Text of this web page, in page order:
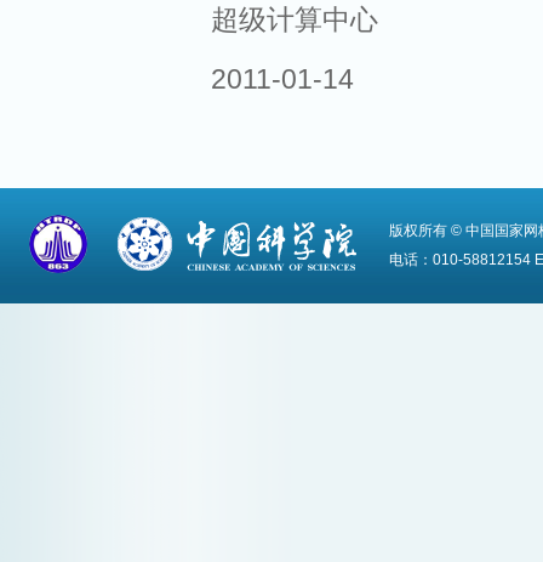
超级计算中心
2011-01-14
版权所有 © 中国国家
电话：010-58812154